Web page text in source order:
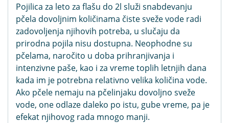
Pojilica za leto za flašu do 2l služi snabdevanju
pčela dovoljnim količinama čiste sveže vode radi
zadovoljenja njihovih potreba, u slučaju da
prirodna pojila nisu dostupna. Neophodne su
pčelama, naročito u doba prihranjivanja i
intenzivne paše, kao i za vreme toplih letnjih dana
kada im je potrebna relativno velika količina vode.
Ako pčele nemaju na pčelinjaku dovoljno sveže
vode, one odlaze daleko po istu, gube vreme, pa je
efekat njihovog rada mnogo manji.